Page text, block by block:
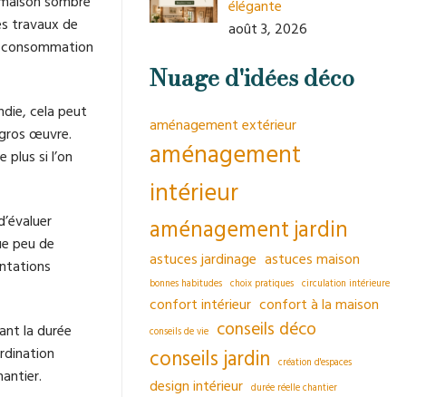
travaux de
cela peut
œuvre.
si l’on
peu de
la durée
élégante
août 3, 2026
Nuage d'idées déco
aménagement extérieur
aménagement
intérieur
aménagement jardin
astuces jardinage astuces maison
bonnes habitudes choix pratiques circulation intérieure
confort intérieur confort à la maison
conseils de vie conseils déco
conseils jardin création d'espaces
design intérieur durée réelle chantier